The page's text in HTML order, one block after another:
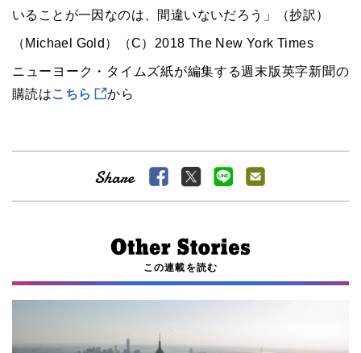
いることが一因なのは、間違いないだろう」（抄訳）
（ Michael Gold ）（C） 2018 The New York Times
ニューヨーク・タイムズ紙が編集する週末版英字新聞の
購読はこちら から
この連載を読む